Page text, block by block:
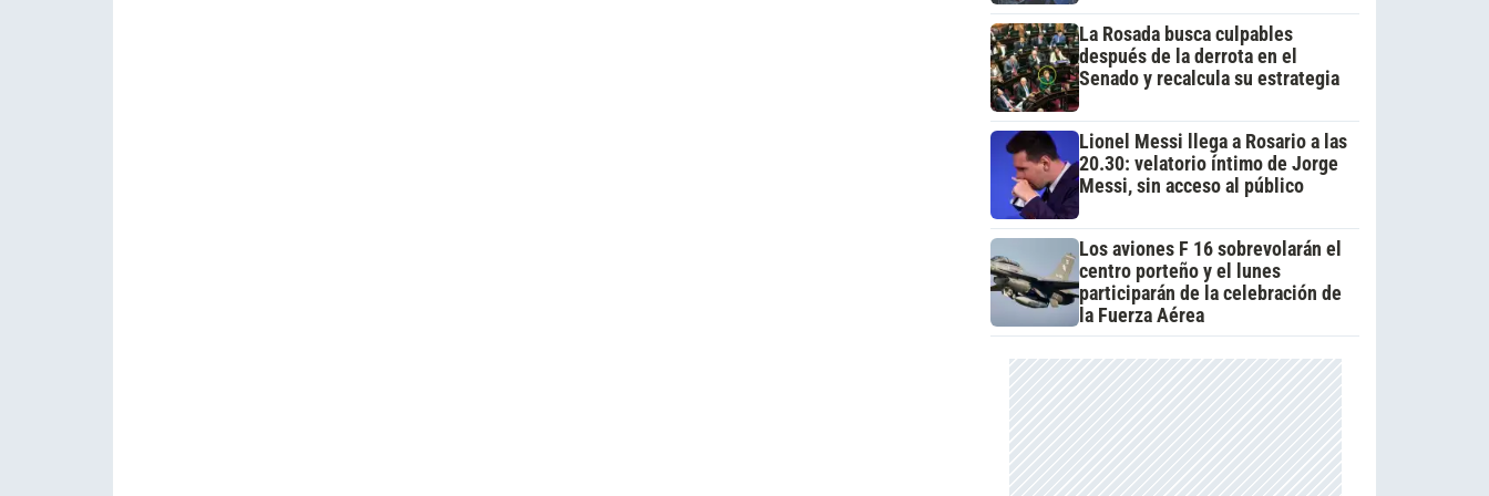
La Rosada busca culpables
después de la derrota en el
Senado y recalcula su estrategia
Lionel Messi llega a Rosario a las
20.30: velatorio íntimo de Jorge
Messi, sin acceso al público
Los aviones F 16 sobrevolarán el
centro porteño y el lunes
participarán de la celebración de
la Fuerza Aérea